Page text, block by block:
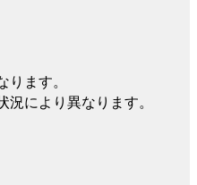
ます。
により異なります。